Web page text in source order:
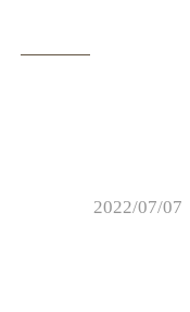
2022/07/07